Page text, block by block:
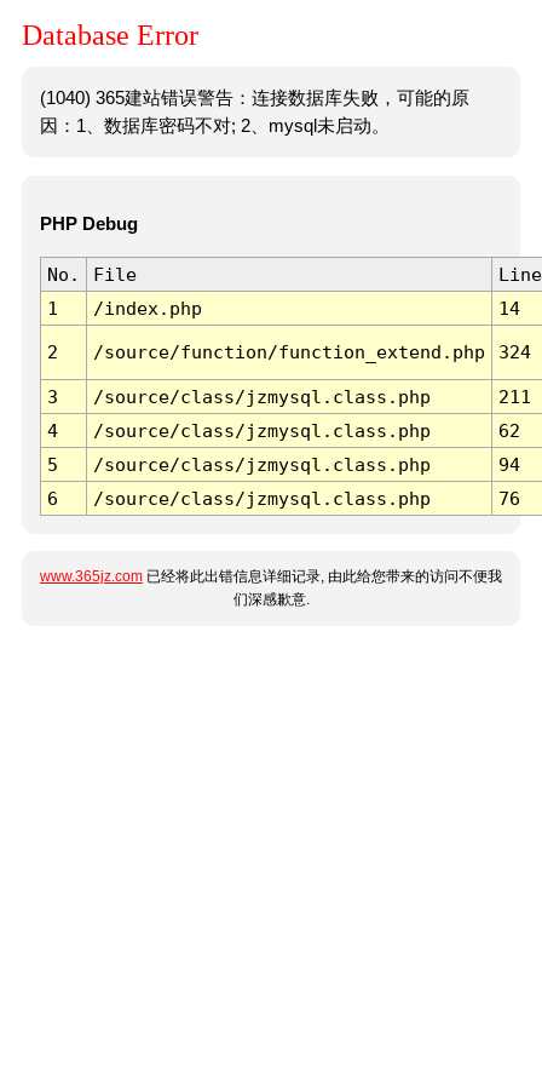
Database Error
(1040) 365建站错误警告：连接数据库失败，可能的原
因：1、数据库密码不对; 2、mysql未启动。
PHP Debug
No. File
Line
1
/index.php 14
2 /source/function/function_extend.php 324
3 /source/class/jzmysql.class.php
211
4
/source/class/jzmysql.class.php
62
5
/source/class/jzmysql.class.php
94
6
/source/class/jzmysql.class.php 76
www.365jz.com 已经将此出错信息详细记录, 由此给您带来的访问不便我
们深感歉意.